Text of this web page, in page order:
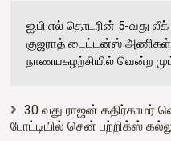
ஐ.பி.எல் தொடரின் 5-வது
குஜராத் டைட்டன்ஸ்
நாணயசுழற்சியில் வென்ற
30 வது ராஜன் கதிர்காமர்
போட்டியில் சென் பற்றிக்ஸ்